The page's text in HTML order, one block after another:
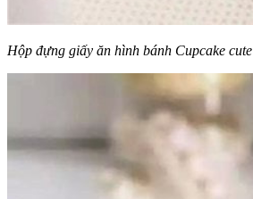
Hộp đựng giấy ăn hình bánh Cupcake cute